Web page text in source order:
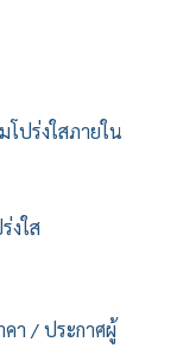
โปร่งใสภายใน
งใส
คา / ประกาศผู้